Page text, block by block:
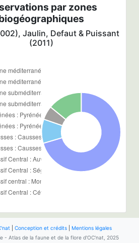
par zones
Jaulin, Defaut & Puissant
(2011)
| Conception et crédits| Mentions légales
- Atlas de la faune et de la flore d'OC'nat, 2025